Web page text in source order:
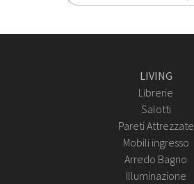
LIVING
Librerie
Salotti
Pareti Attrezzate
Mobili ingresso
Arredo Bagno
Illuminazione